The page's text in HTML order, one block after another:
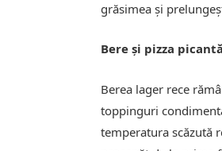
grăsimea și
Bere și pizza
Berea lager rece
toppinguri
temperatura scăzută